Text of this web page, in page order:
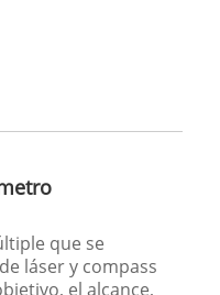
que se
láser y compass
el alcance,